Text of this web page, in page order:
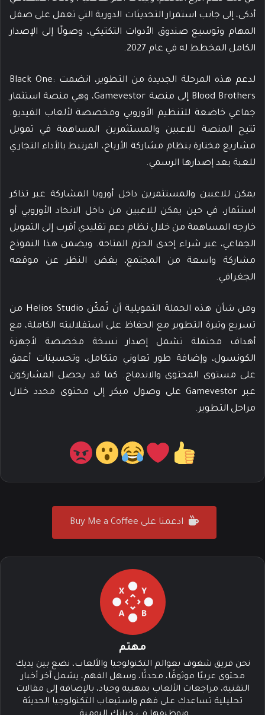
أذكى، إلى جانب استمرار التحديثات الدورية التي تعمل على صقل
المهام وتوسيع صندوق الأدوات التكتيكي، وصولًا إلى الإصدار
الكامل المخطط له في عام 2027.
لدعم هذه المرحلة الجديدة من التطوير، انضمت Black One:
Blood Brothers إلى منصة Gamevestor، وهي منصة استثمار
جماعي خاضعة للتنظيم الأوروبي ومخصصة لألعاب الفيديو.
تتيح المنصة للاعبين والمستثمرين المساهمة في تمويل
مشاريع مختارة بنظام مشاركة الأرباح، المرتبط بالأداء التجاري
للعبة بعد إصدارها الرسمي.
يمكن للاعبين والمستثمرين داخل أوروبا المشاركة عبر تذاكر
استثمار، في حين يمكن للاعبين من داخل الاتحاد الأوروبي أو
خارجه المساهمة من خلال نظام دعم تقليدي أقرب إلى التمويل
الجماعي، عبر شراء إحدى الحزم المتاحة. ويضمن هذا النموذج
مشاركة واسعة من المجتمع، بغض النظر عن موقعه
الجغرافي.
ومن شأن هذه الحملة التمويلية أن تُمكّن Helios Studio من
تسريع وتيرة التطوير مع الحفاظ على استقلاليته الكاملة، مع
أهداف محتملة تشمل إصدار نسخة مخصصة لأجهزة
الكونسول، وإضافة طور تعاوني متكامل، وتحسينات أعمق
على مستوى المحتوى والاندماج. كما قد يحصل المشاركون
عبر Gamevestor على وصول مبكر إلى محتوى محدد خلال
مراحل التطوير.
ادعمنا على Buy Me a Coffee
مهتم
نحن فريق شغوف بعوالم التكنولوجيا والألعاب، نضع بين يديك
محتوى عربيًا موثوقًا، محدثًا، وسهل الفهم، يشمل آخر أخبار
التقنية، مراجعات الألعاب بمهنية وحياد، بالإضافة إلى مقالات
تحليلية تساعدك على فهم واستيعاب التكنولوجيا الحديثة